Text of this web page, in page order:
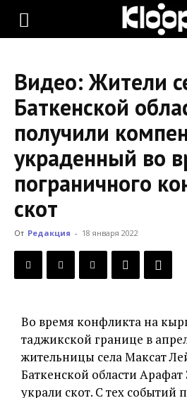
KLOOP.KG
Новости
Кыргызстана
Видео: Жители
Баткенской
получили
украденный во
пограничного
скот
От Редакция - 18 января 2022
Во время конфликта на
таджикской границе в
жительницы села Максат
Баткенской области Арафат
украли скот. С тех событий